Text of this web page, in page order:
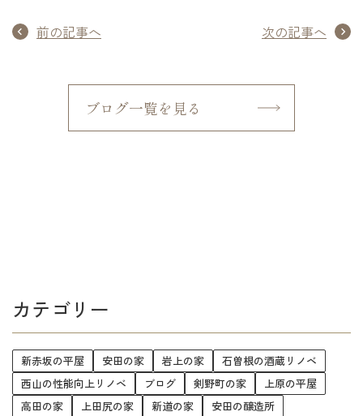
前の記事へ 次の記事へ
ブログ一覧を見る
カテゴリー
新赤坂の平屋 安田の家 岩上の家
石曽根の酒蔵リノベ
西山の性能向上リノベ
ブログ 剣野町の家
上原の平屋
高田の家
上田尻の家 新道の家 安田の醸造所